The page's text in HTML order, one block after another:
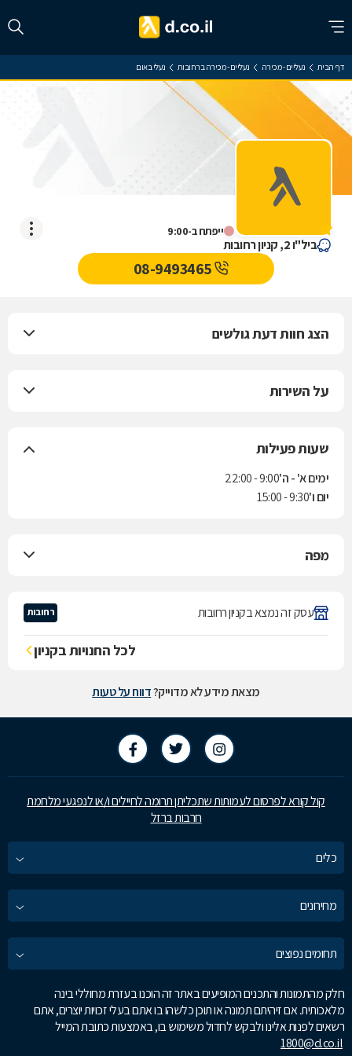
דף הבית נעליים - מכירה נעליים - מכירה ברחובות נעלי באום
ייפתח ב-9:00
נעלי באום
ביל"ו 2, קניון רחובות
08-9493465
הצג חוות דעת גולשים
על השירות
שעות פעילות
ימים א' - ה'9:00 - 22:00
יום ו'9:30 - 15:00
מפה
עסק זה נמצא בקניון רחובות רחובות
לכל החנויות בקניון
מצאת מידע לא מדוייק?דווח על טעות
קול קורא לפרסום לעמותות שתכליתן תרומה לחיילים ו/או לנפגעי מלחמת
חרבות ברזל
כלים
מחירונים
תחומים נפוצים
חלק מהתמונות והתכנים המופיעים באתר זה הוכנו בעזרת מחוללי בינה
מלאכותית. אם זיהיתם תמונה או תוכן כלשהו בו אתם בעלי זכויות יוצרים, אתם
רשאים לפנות אלינו ולבקש לחדול משימוש בו, באמצעות כתובת המייל
1800@d.co.il